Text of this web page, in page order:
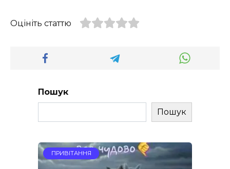
Оцініть статтю
Пошук
Пошук
ПРИВІТАННЯ